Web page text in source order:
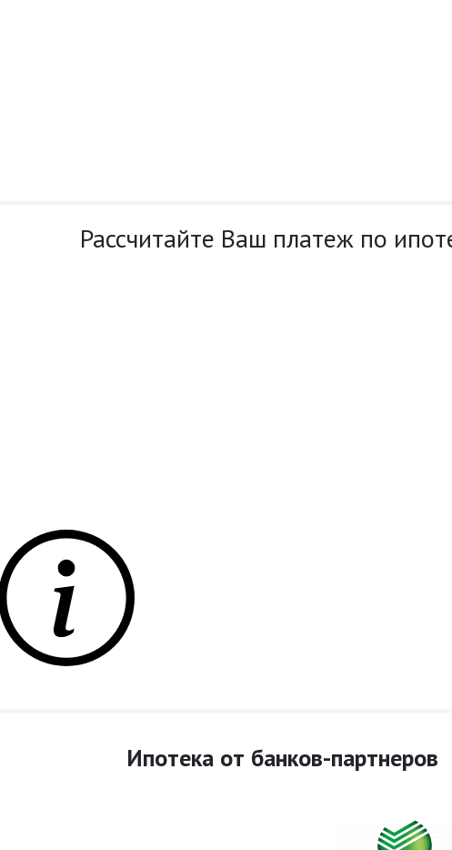
Рассчитайте Ваш платеж по
Ипотека от банков-партнеров